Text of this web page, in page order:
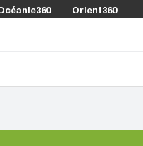
Orient360